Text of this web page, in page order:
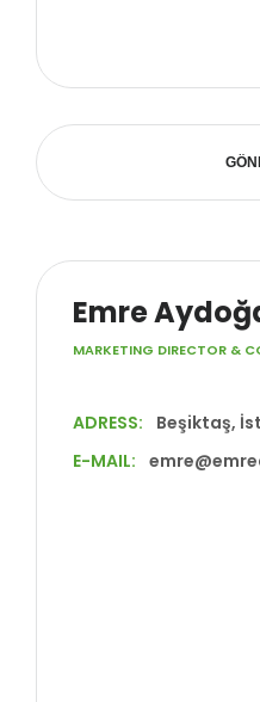
GÖN
Emre
MARKETING DIRECTOR &
ADRESS:
Beşiktaş,
E-MAIL: